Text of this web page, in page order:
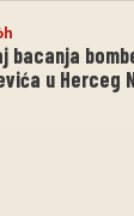
bacanja
u Herceg